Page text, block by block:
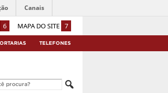
6 MAPA DO SITE 7
Canais
TELEFONES